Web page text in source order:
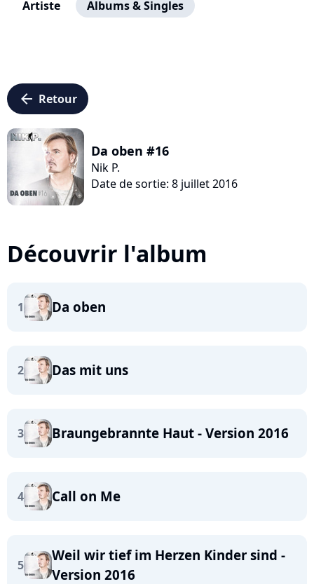
Artiste Albums & Singles
arrow_left Retour
Da oben #16
Nik P.
Date de sortie: 8 juillet 2016
Découvrir l'album
1 Da oben
2 Das mit uns
3 Braungebrannte Haut - Version 2016
4 Call on Me
5
Weil wir tief im Herzen Kinder sind -
Version 2016